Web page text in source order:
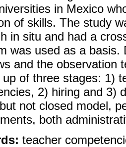
in Mexico
of skills. The study
in situ and had a
was used as a
and the observation
up of three stages: 1)
2) hiring and 3)
not closed model,
both
teacher